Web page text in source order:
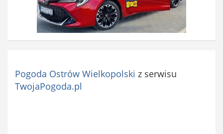
Pogoda Ostrów Wielkopolski z serwisu
TwojaPogoda.pl